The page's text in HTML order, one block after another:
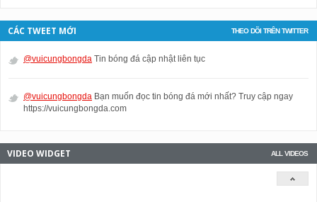
THEO DÕI TRÊN TWITTER
CÁC TWEET MỚI
@vuicungbongda Tin bóng đá cập nhật liên tục
@vuicungbongda Bạn muốn đọc tin bóng đá mới nhất? Truy cập ngay
https://vuicungbongda.com
ALL VIDEOS
VIDEO WIDGET